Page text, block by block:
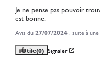
Je ne pense pas pouvoir
est bonne.
Avis du27/07/2024, suite à
Utile(0) Signaler